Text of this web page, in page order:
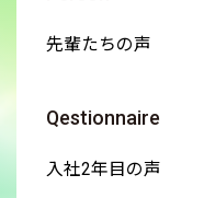
先輩たちの声
Qestionnaire
入社2年目の声